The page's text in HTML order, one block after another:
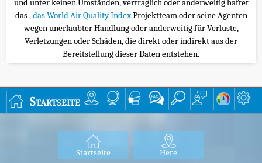
und unter keinen Umständen, vertraglich oder anderweitig haftet
das, das World Air Quality IndexProjektteam oder seine Agenten
wegen unerlaubter Handlung oder anderweitig für Verluste,
Verletzungen oder Schäden, die direkt oder indirekt aus der
Bereitstellung dieser Daten entstehen.
Startseite
Startseite Here